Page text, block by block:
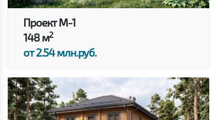
Проект M-1
148 м2
от 2.54 млн.руб.